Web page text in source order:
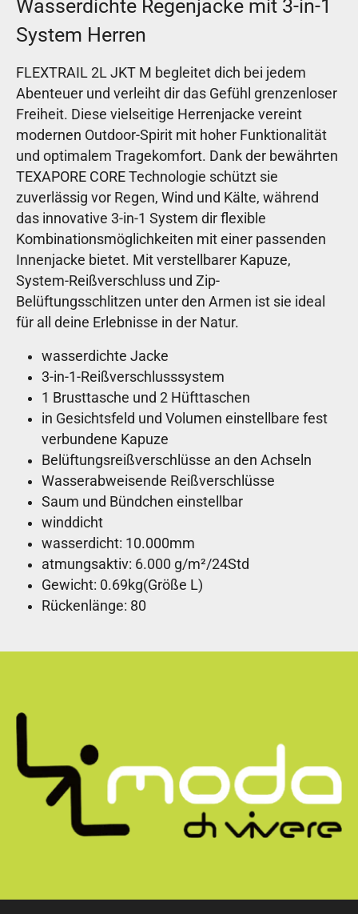
Wasserdichte Regenjacke mit 3-in-1
System Herren
FLEXTRAIL 2L JKT M begleitet dich bei jedem
Abenteuer und verleiht dir das Gefühl grenzenloser
Freiheit. Diese vielseitige Herrenjacke vereint
modernen Outdoor-Spirit mit hoher Funktionalität
und optimalem Tragekomfort. Dank der bewährten
TEXAPORE CORE Technologie schützt sie
zuverlässig vor Regen, Wind und Kälte, während
das innovative 3-in-1 System dir flexible
Kombinationsmöglichkeiten mit einer passenden
Innenjacke bietet. Mit verstellbarer Kapuze,
System-Reißverschluss und Zip-
Belüftungsschlitzen unter den Armen ist sie ideal
für all deine Erlebnisse in der Natur.
wasserdichte Jacke
3-in-1-Reißverschlusssystem
1 Brusttasche und 2 Hüfttaschen
in Gesichtsfeld und Volumen einstellbare fest
verbundene Kapuze
Belüftungsreißverschlüsse an den Achseln
Wasserabweisende Reißverschlüsse
Saum und Bündchen einstellbar
winddicht
wasserdicht: 10.000mm
atmungsaktiv: 6.000 g/m²/24Std
Gewicht: 0.69kg(Größe L)
Rückenlänge: 80